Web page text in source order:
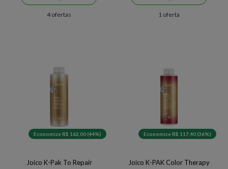
4 ofertas 1 oferta
Economize R$ 162,00 (44%)
Joico K-Pak To Repair
Economize R$ 117,40 (36%)
Joico K-PAK Color Therapy